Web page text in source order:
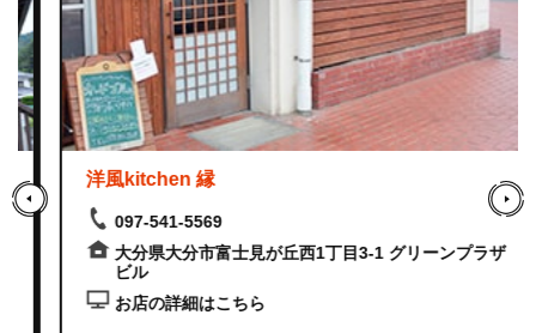
洋風kitchen 縁
097-541-5569
大分県大分市富士見が丘西1丁目3-1 グリーンプラザ
ビル
お店の詳細はこちら